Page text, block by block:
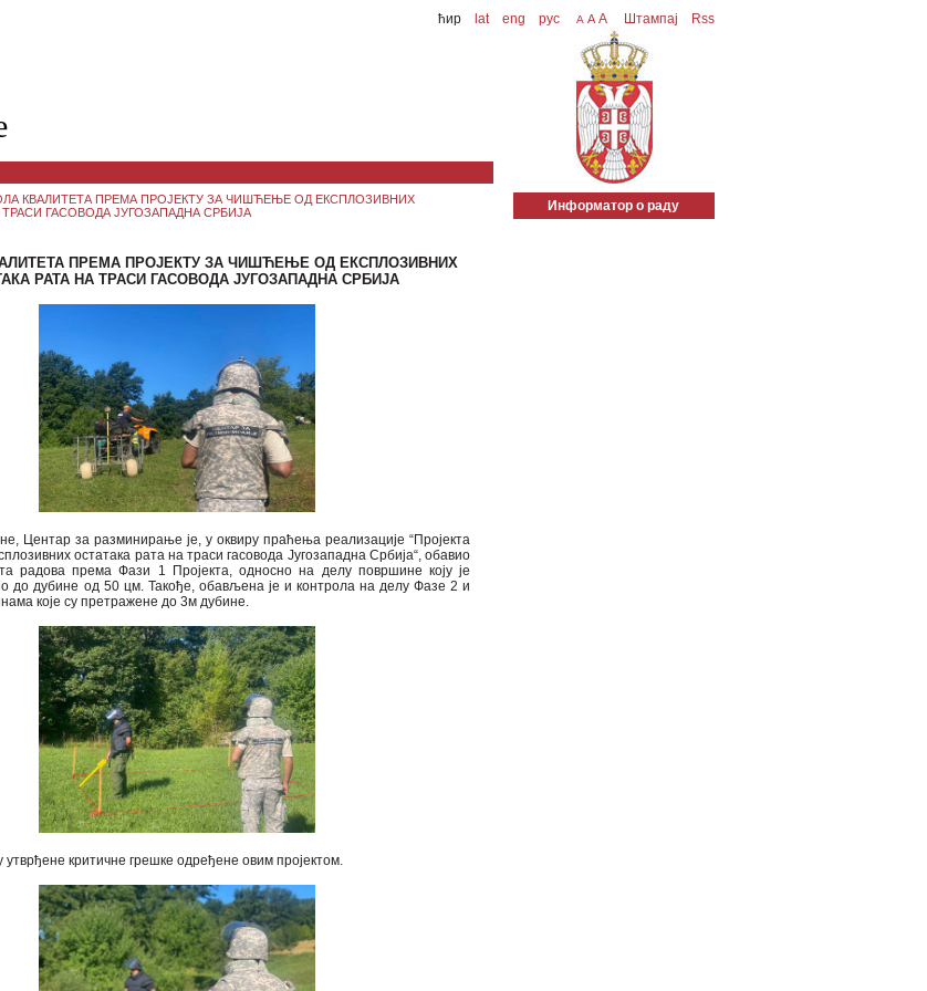
ћир lat eng рус A A A Штампај Rss
КВАЛИТЕТА ПРЕМА ПРОЈЕКТУ ЗА ЧИШЋЕЊЕ ОД ЕКСПЛОЗИВНИХ
ТРАСИ ГАСОВОДА ЈУГОЗАПАДНА СРБИЈА
ПРЕМА ПРОЈЕКТУ ЗА ЧИШЋЕЊЕ ОД ЕКСПЛОЗИВНИХ
РАТА НА ТРАСИ ГАСОВОДА ЈУГОЗАПАДНА СРБИЈА
Центар за разминирање je, у оквиру праћења реализације “Пројекта
остатака рата на траси гасовода Југозападна Србија“, обавио
радова према Фази 1 Пројекта, односно на делу површинe коју је
до дубине од 50 цм. Такође, обављена је и контрола на делу Фазе 2 и
које су претражене до 3м дубине.
утврђене критичне грешке одређене овим пројектом.
Информатор о раду